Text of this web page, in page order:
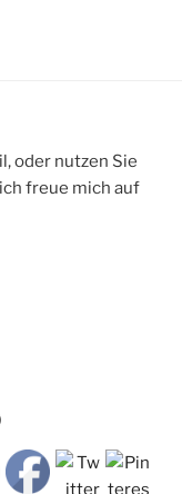
oder nutzen Sie
freue mich auf